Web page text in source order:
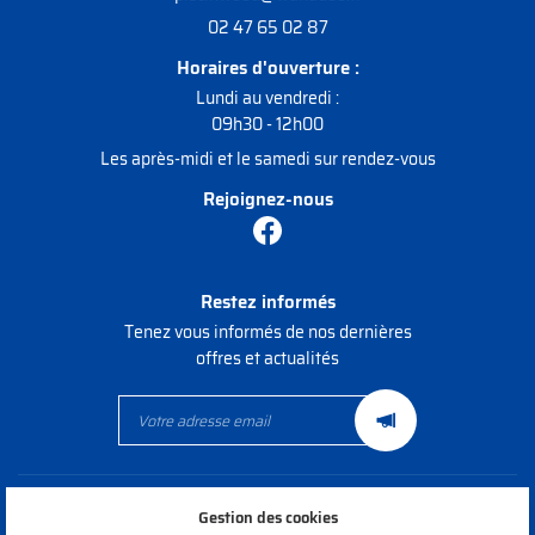
02 47 65 02 87
Horaires d'ouverture :
Lundi au vendredi :
09h30 - 12h00
Les après-midi et le samedi sur rendez-vous
Rejoignez-nous
Restez informés
Tenez vous informés de nos dernières
offres et actualités
Conditions générales d'utilisation
Gestion des cookies